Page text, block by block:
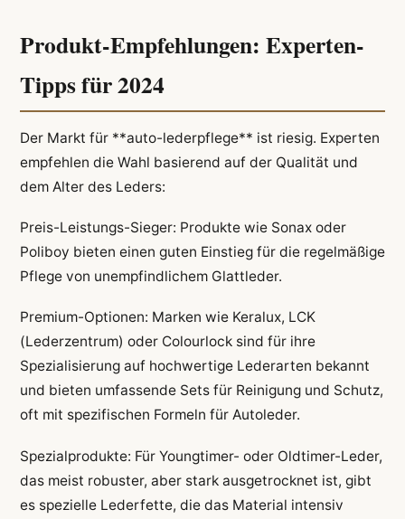
Produkt-Empfehlungen: Experten-
Tipps für 2024
Der Markt für **auto-lederpflege** ist riesig. Experten
empfehlen die Wahl basierend auf der Qualität und
dem Alter des Leders:
Preis-Leistungs-Sieger: Produkte wie Sonax oder
Poliboy bieten einen guten Einstieg für die regelmäßige
Pflege von unempfindlichem Glattleder.
Premium-Optionen: Marken wie Keralux, LCK
(Lederzentrum) oder Colourlock sind für ihre
Spezialisierung auf hochwertige Lederarten bekannt
und bieten umfassende Sets für Reinigung und Schutz,
oft mit spezifischen Formeln für Autoleder.
Spezialprodukte: Für Youngtimer- oder Oldtimer-Leder,
das meist robuster, aber stark ausgetrocknet ist, gibt
es spezielle Lederfette, die das Material intensiv